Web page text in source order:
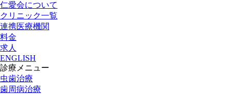
仁愛会について
クリニック一覧
連携医療機関
料金
求人
ENGLISH
診療メニュー
虫歯治療
歯周病治療